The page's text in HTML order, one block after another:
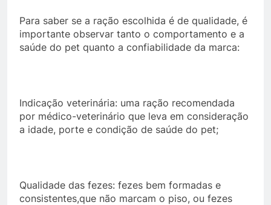
Para saber se a ração escolhida é de qualidade, é
importante observar tanto o comportamento e a
saúde do pet quanto a confiabilidade da marca:
Indicação veterinária: uma ração recomendada
por médico-veterinário que leva em consideração
a idade, porte e condição de saúde do pet;
Qualidade das fezes: fezes bem formadas e
consistentes,que não marcam o piso, ou fezes